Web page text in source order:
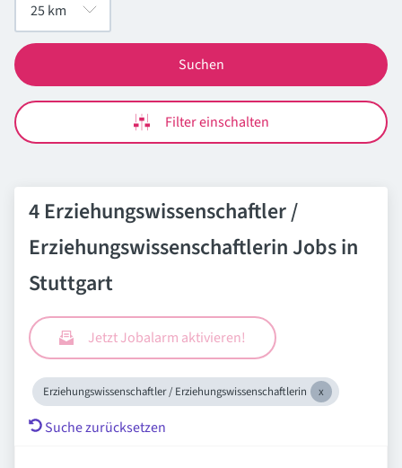
Suchen
Filter einschalten
4 Erziehungswissenschaftler /
Erziehungswissenschaftlerin Jobs in
Stuttgart
Jetzt Jobalarm aktivieren!
Erziehungswissenschaftler / Erziehungswissenschaftlerin
Suche zurücksetzen